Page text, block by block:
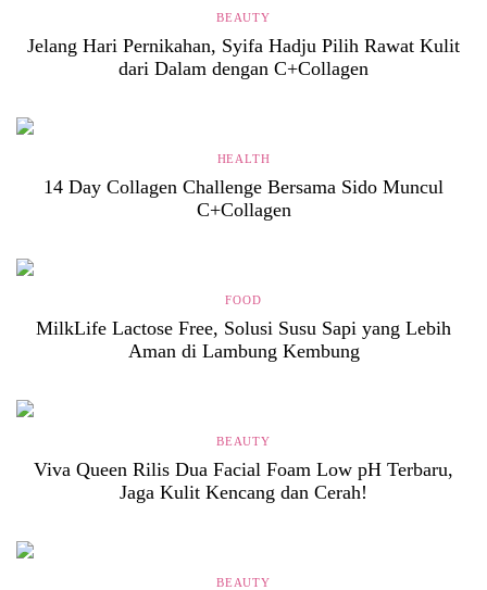
BEAUTY
Jelang Hari Pernikahan, Syifa Hadju Pilih Rawat Kulit
dari Dalam dengan C+Collagen
HEALTH
14 Day Collagen Challenge Bersama Sido Muncul
C+Collagen
FOOD
MilkLife Lactose Free, Solusi Susu Sapi yang Lebih
Aman di Lambung Kembung
BEAUTY
Viva Queen Rilis Dua Facial Foam Low pH Terbaru,
Jaga Kulit Kencang dan Cerah!
BEAUTY